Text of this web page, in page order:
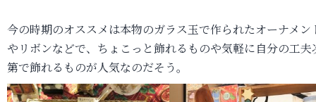
今の時期のオススメは本物のガラス玉で作られたオーナメン
やリボンなどで、ちょこっと飾れるものや気軽に自分の工夫
第で飾れるものが人気なのだそう。